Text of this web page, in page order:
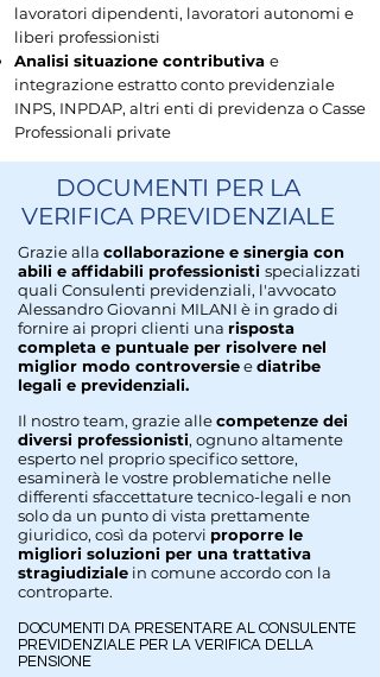
lavoratori dipendenti, lavoratori autonomi e
liberi professionisti
Analisi situazione contributiva e
integrazione estratto conto previdenziale
INPS, INPDAP, altri enti di previdenza o Casse
Professionali private
DOCUMENTI PER LA
VERIFICA PREVIDENZIALE
Grazie alla collaborazione e sinergia con
abili e affidabili professionisti specializzati
quali Consulenti previdenziali, l'avvocato
Alessandro Giovanni MILANI è in grado di
fornire ai propri clienti una risposta
completa e puntuale per risolvere nel
miglior modo controversieediatribe
legali e previdenziali.
Il nostro team, grazie allecompetenze dei
diversi professionisti, ognuno altamente
esperto nel proprio specifico settore,
esaminerà le vostre problematiche nelle
differenti sfaccettature tecnico-legali e non
solo da un punto di vista prettamente
giuridico, così da potervi proporre le
migliori soluzioni per una trattativa
stragiudiziale in comune accordo con la
controparte.
DOCUMENTI DA PRESENTARE AL CONSULENTE
PREVIDENZIALE PER LA VERIFICA DELLA
PENSIONE